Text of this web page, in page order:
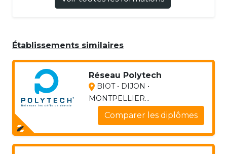
Établissements similaires
Réseau Polytech
BIOT • DIJON •
MONTPELLIER...
Comparer les diplômes